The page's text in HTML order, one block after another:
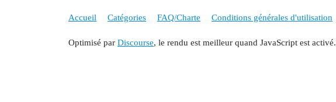
Accueil Catégories FAQ/Charte Conditions générales d'utilisation
Optimisé par Discourse, le rendu est meilleur quand JavaScript est activé.